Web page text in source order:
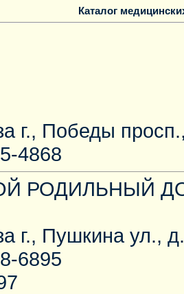
Каталог
г., Победы
4868
РОДИЛЬНЫЙ
г., Пушкина ул.,
6895